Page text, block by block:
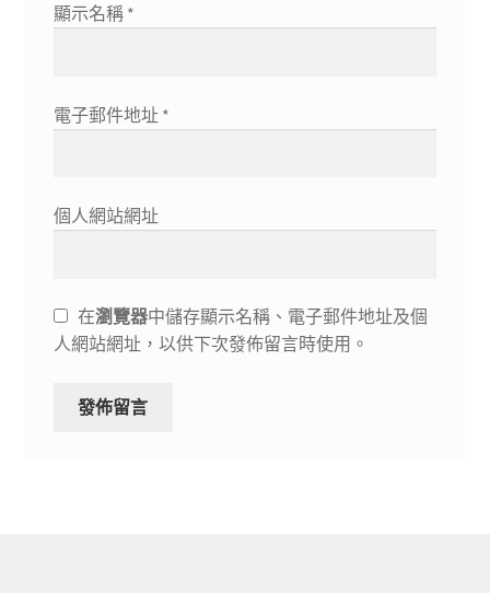
顯示名稱 *
電子郵件地址 *
個人網站網址
在瀏覽器中儲存顯示名稱、電子郵件地址及個
人網站網址，以供下次發佈留言時使用。